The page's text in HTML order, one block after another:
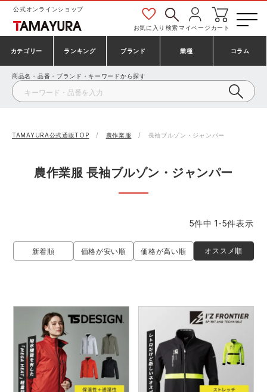
公式オンラインショップ
お気に入り 検索マイページ カート
カテゴリー
安全靴・作業靴
作業着・作業服
アウトドア・スポーツ
ワークスーツ
コンプレッションウェア
ランキング
安全靴ランキング
安全靴スニーカーランキング
シューズランキング
アウトドアウェアランキング
つなぎランキング
空調服ランキング
ブランド
アシックス
プーマ コンバース（CONVERSE）
シモン バートル
クロダルマ
山田辰 クレヒフク
おたふく手袋 マック
業種
建設・建築作業服
製造・工場作業服
鉄鋼・機械作業服
配達・営業作業服
自動車整備士作業服
DIY・日曜大工作業服
コラム
商品名・品番・ブランド・キーワードから探す
TAMAYURA公式通販TOP 農作業服 長袖ブルゾン・ジャンパー
農作業服 長袖ブルゾン・ジャンパー
新着順 価格が安い順 価格が高い順 オススメ順
5件中 1-5件表示